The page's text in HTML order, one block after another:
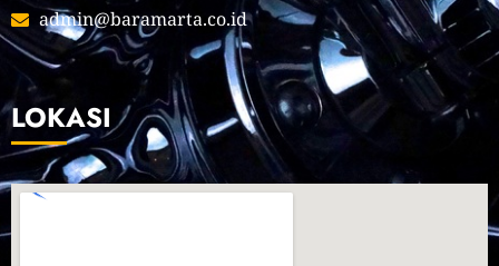
admin@baramarta.co.id
LOKASI